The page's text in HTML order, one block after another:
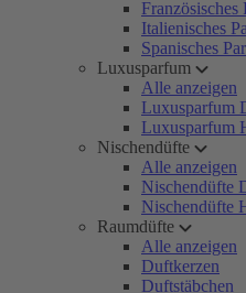
Französisches
Italienisches
Spanisches
Luxusparfum
Alle anzeigen
Luxusparfum
Luxusparfum
Nischendüfte
Alle anzeigen
Nischendüfte
Nischendüfte
Raumdüfte
Alle anzeigen
Duftkerzen
Duftstäbchen